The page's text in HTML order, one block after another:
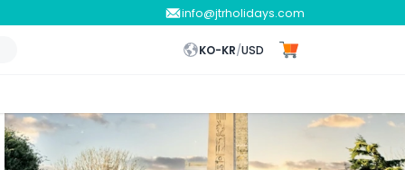
info@jtrholidays.com
KO-KR/USD